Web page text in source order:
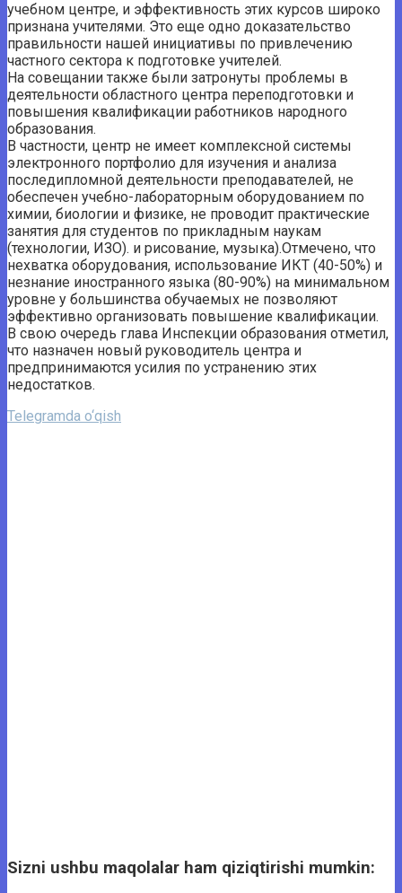
учебном центре, и эффективность этих курсов широко
признана учителями. Это еще одно доказательство
правильности нашей инициативы по привлечению
частного сектора к подготовке учителей.
На совещании также были затронуты проблемы в
деятельности областного центра переподготовки и
повышения квалификации работников народного
образования.
В частности, центр не имеет комплексной системы
электронного портфолио для изучения и анализа
последипломной деятельности преподавателей, не
обеспечен учебно-лабораторным оборудованием по
химии, биологии и физике, не проводит практические
занятия для студентов по прикладным наукам
(технологии, ИЗО). и рисование, музыка).Отмечено, что
нехватка оборудования, использование ИКТ (40-50%) и
незнание иностранного языка (80-90%) на минимальном
уровне у большинства обучаемых не позволяют
эффективно организовать повышение квалификации.
В свою очередь глава Инспекции образования отметил,
что назначен новый руководитель центра и
предпринимаются усилия по устранению этих
недостатков.
Telegramda o‘qish
Sizni ushbu maqolalar ham qiziqtirishi mumkin: